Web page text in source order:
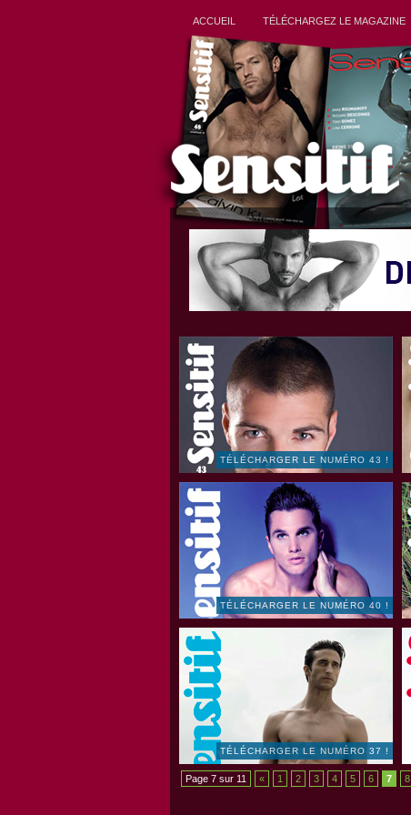
ACCUEIL TÉLÉCHARGEZ LE MAGAZINE
TÉLÉCHARGER LE NUMÉRO 43 !
TÉLÉCHARGER LE NUMÉRO 40 !
TÉLÉCHARGER LE NUMÉRO 37 !
Page 7 sur 11 « 1 2 3 4 5 6 7 8